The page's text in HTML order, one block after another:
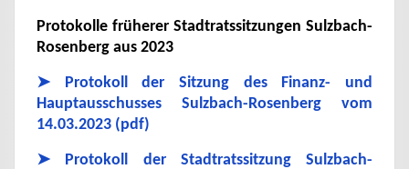
Protokolle früherer Stadtratssitzungen Sulzbach-
Rosenberg aus 2023
➤
Protokoll der Sitzung des Finanz- und
Hauptausschusses Sulzbach-Rosenberg vom
14.03.2023 (pdf)
➤ Protokoll der Stadtratssitzung Sulzbach-